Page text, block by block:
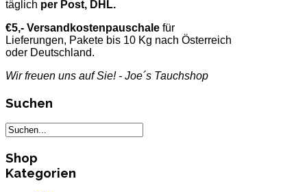
täglich per Post, DHL.
€5,- Versandkostenpauschale für
Lieferungen, Pakete bis 10 Kg nach Österreich
oder Deutschland.
Wir freuen uns auf Sie! - Joe´s Tauchshop
Suchen
Shop
Kategorien